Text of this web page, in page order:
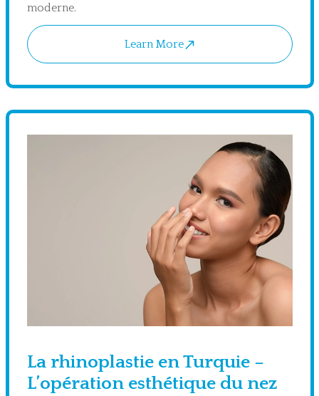
moderne.
Learn More
La rhinoplastie en Turquie –
L’opération esthétique du nez